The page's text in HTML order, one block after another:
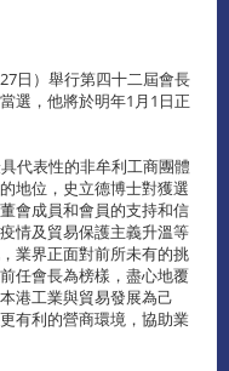
日）舉行第四十二屆會長
選，他將於明年1月1日正
代表性的非牟利工商團體
地位，史立德博士對獲選
會成員和會員的支持和信
情及貿易保護主義升溫等
業界正面對前所未有的挑
任會長為榜樣，盡心地覆
港工業與貿易發展為己
有利的營商環境，協助業